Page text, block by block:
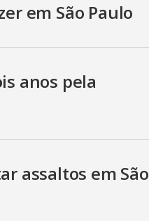
em São Paulo
anos pela
assaltos em São